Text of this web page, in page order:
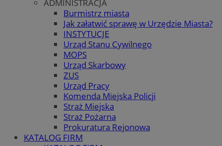
ADMINISTRACJA
Burmistrz miasta
Jak załatwić sprawę w Urzędzie Miasta?
INSTYTUCJE
Urząd Stanu Cywilnego
MOPS
Urząd Skarbowy
ZUS
Urząd Pracy
Komenda Miejska Policji
Straż Miejska
Straż Pożarna
Prokuratura Rejonowa
KATALOG FIRM